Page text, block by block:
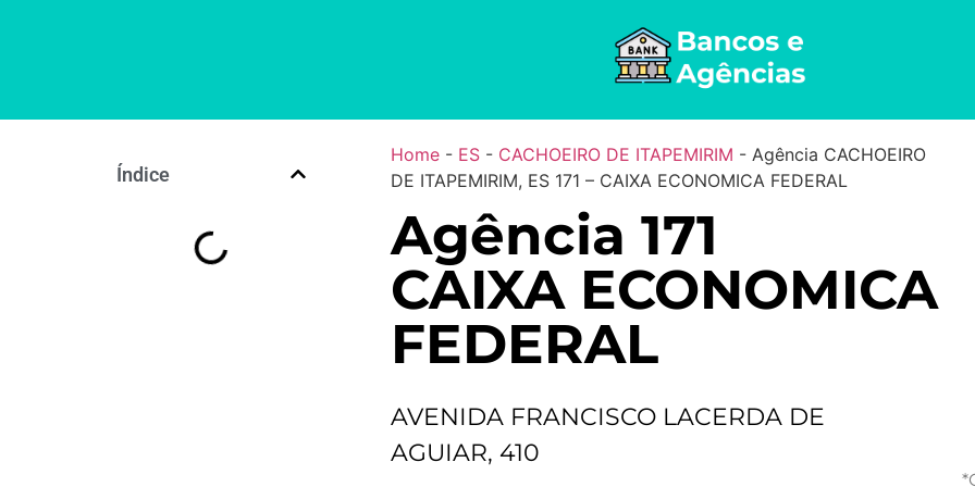
Índice
Home- ES- CACHOEIRO DE ITAPEMIRIM - Agência CACHOEIRO
DE ITAPEMIRIM, ES 171 – CAIXA ECONOMICA FEDERAL
Agência 171
CAIXA ECONOMICA
FEDERAL
AVENIDA FRANCISCO LACERDA DE
AGUIAR, 410